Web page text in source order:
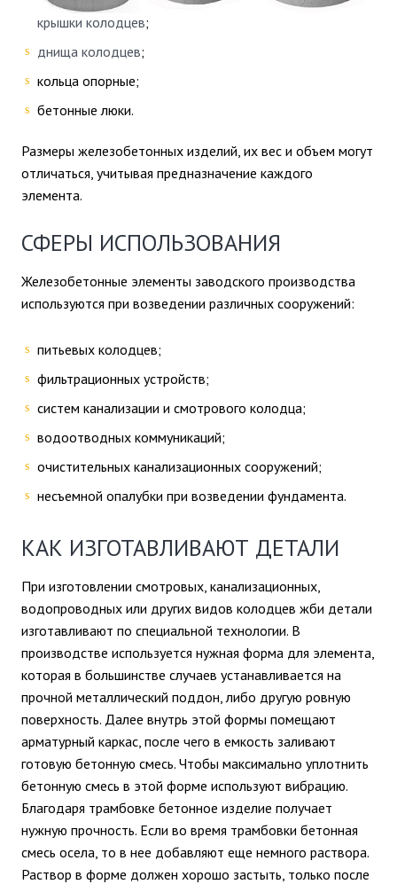
крышки колодцев;
днища колодцев;
кольца опорные;
бетонные люки.
Размеры железобетонных изделий, их вес и объем могут
отличаться, учитывая предназначение каждого
элемента.
СФЕРЫ ИСПОЛЬЗОВАНИЯ
Железобетонные элементы заводского производства
используются при возведении различных сооружений:
питьевых колодцев;
фильтрационных устройств;
систем канализации и смотрового колодца;
водоотводных коммуникаций;
очистительных канализационных сооружений;
несъемной опалубки при возведении фундамента.
КАК ИЗГОТАВЛИВАЮТ ДЕТАЛИ
При изготовлении смотровых, канализационных,
водопроводных или других видов колодцев жби детали
изготавливают по специальной технологии. В
производстве используется нужная форма для элемента,
которая в большинстве случаев устанавливается на
прочной металлический поддон, либо другую ровную
поверхность. Далее внутрь этой формы помещают
арматурный каркас, после чего в емкость заливают
готовую бетонную смесь. Чтобы максимально уплотнить
бетонную смесь в этой форме используют вибрацию.
Благодаря трамбовке бетонное изделие получает
нужную прочность. Если во время трамбовки бетонная
смесь осела, то в нее добавляют еще немного раствора.
Раствор в форме должен хорошо застыть, только после